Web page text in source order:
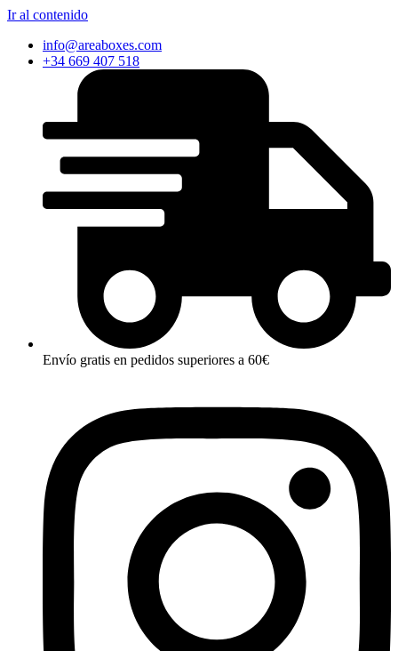
Ir al contenido
info@areaboxes.com
+34 669 407 518
Envío gratis en pedidos superiores a 60€